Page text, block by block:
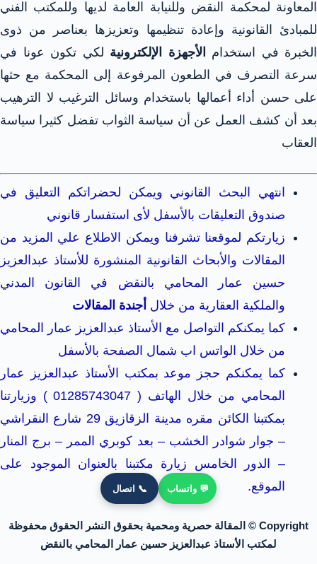
المعاونة لمحكمة النقض وللنيابة العامة لديها وللمكتب الفني
للمبادئ القانونية وإعادة تنظيمها وتعزيزها بعناصر من ذوى
الخبرة في استخدام
الأجهزة الإلكترونية لكي تكون عونا في
سرعة التصرف في الطعون المرفوعة إلى المحكمة مع حثها
على حسن أداء أعمالها باستخدام وسائل الترغيب لا الترهيب
بعد أن كشف العمل عن أن سياسة الثواب تفضل كثيرا سياسة
العقاب
انتهي البحث القانوني ويمكن لحضراتكم التعليق في
صندوق التعليقات بالأسفل لأى استفسار قانوني
زيارتكم لموقعنا تشرفنا ويمكن الاطلاع علي المزيد من
المقالات والأبحاث القانونية المنشورة للأستاذ عبدالعزيز
حسين عمار المحامي بالنقض في القانون المدني
والملكية العقارية من خلال أجندة المقالات
كما يمكنكم التواصل مع الأستاذ عبدالعزيز عمار المحامي
من خلال الواتس اب شمال الصفحة بالأسفل
كما يمكنكم حجز موعد بمكتب الأستاذ عبدالعزيز عمار
المحامي من خلال الهاتف ( 01285743047 ) وزيارتنا
بمكتبنا الكائن مقره مدينة الزقازيق 29 شارع النقراشي
– جوار شوادر الخشب – بعد كوبري الممر – برج المنار
– الدور الخامس زيارة مكتبنا بالعنوان الموجود على
الموقع.
Copyright © المقالة حصرية ومحمية بحقوق النشر الحقوق محفوظة
لمكتب الأستاذ عبدالعزيز حسين عمار المحامي بالنقض
💬 واتساب 📞 اتصال